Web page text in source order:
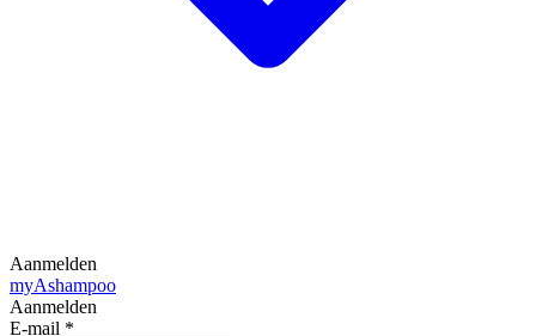
Aanmelden
myAshampoo
Aanmelden
E-mail *